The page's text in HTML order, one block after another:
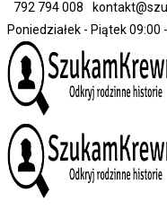
792 794 008
Poniedziałek - Piątek 09:00